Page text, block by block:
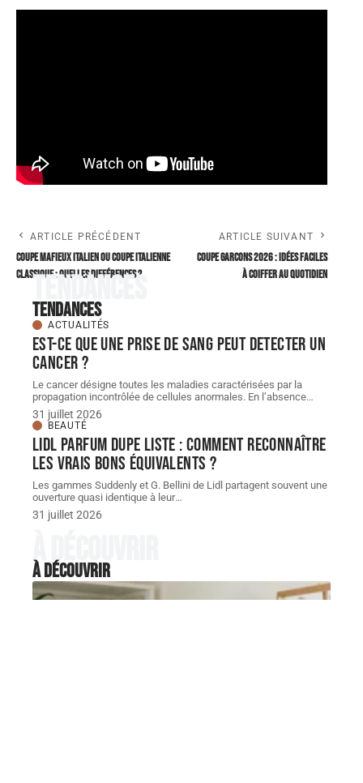
ARTICLE PRÉCÉDENT
Coupe mafieux italien ou coupe italienne
classique : quelles différences ?
ARTICLE SUIVANT
Coupe garcons 2026 : idées faciles
à coiffer au quotidien
Tendances
Tendances
ACTUALITÉS
Est-ce que une prise de sang peut detecter un
cancer ?
Le cancer désigne toutes les maladies caractérisées par la
propagation incontrôlée de cellules anormales. En l’absence…
31 juillet 2026
BEAUTÉ
Lidl parfum dupe Liste : comment reconnaître
les vrais bons équivalents ?
Les gammes Suddenly et G. Bellini de Lidl partagent souvent une
ouverture quasi identique à leur…
31 juillet 2026
À découvrir
À découvrir